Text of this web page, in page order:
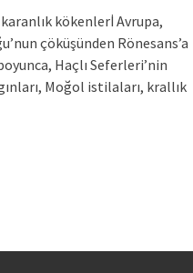
kökenlerİ Avrupa,
çöküşünden Rönesans’a
Haçlı Seferleri’nin
Moğol istilaları, krallık